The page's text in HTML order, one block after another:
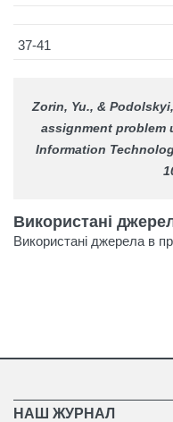
37-41
Zorin, Yu., &
assignment problem
Information
Використані
Використані джерела в
НАШ ЖУРНАЛ